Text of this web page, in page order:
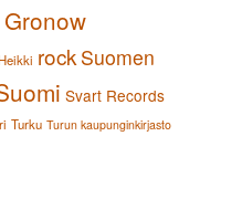
rock Suomen
Svart Records
Turku Turun kaupunginkirjasto